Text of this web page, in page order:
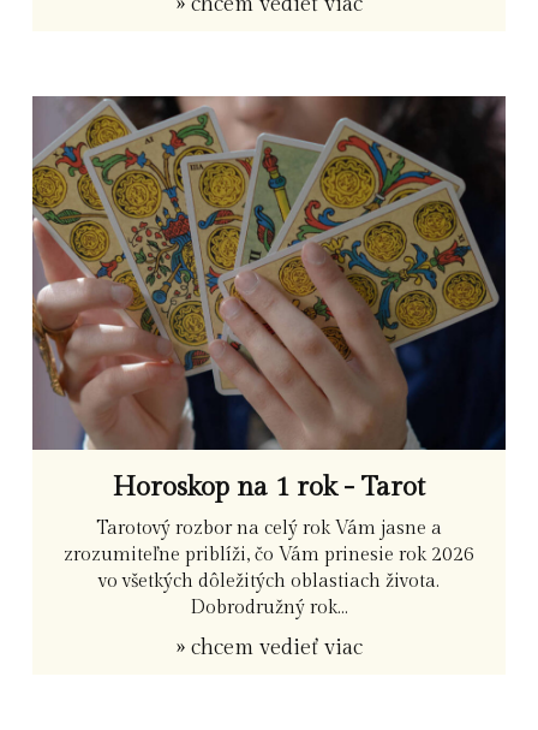
Horoskop na 1 rok - Tarot
Tarotový rozbor na celý rok Vám jasne a
zrozumiteľne priblíži, čo Vám prinesie rok 2026
vo všetkých dôležitých oblastiach života.
Dobrodružný rok...
» chcem vedieť viac